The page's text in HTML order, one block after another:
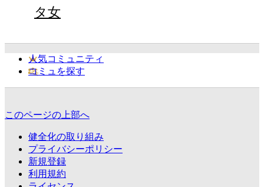
タ女
人気コミュニティ
コミュを探す
このページの上部へ
健全化の取り組み
プライバシーポリシー
新規登録
利用規約